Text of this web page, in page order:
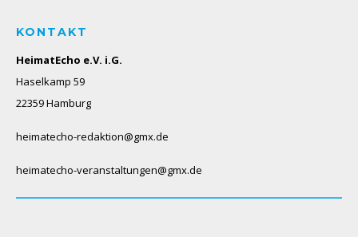
KONTAKT
HeimatEcho e.V. i.G.
Haselkamp 59
22359 Hamburg
heimatecho-redaktion@gmx.de
heimatecho-veranstaltungen@gmx.de